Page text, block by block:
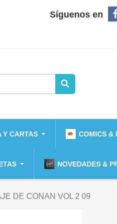
Síguenos en
Y CARTAS COMICS &
NOVEDADES &
DE CONAN VOL 2 09